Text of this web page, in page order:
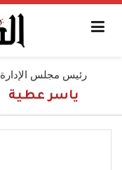
رئيس مجلس الإدارة
ياسر عطية